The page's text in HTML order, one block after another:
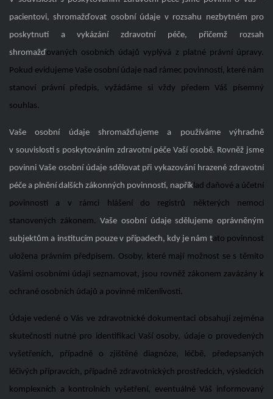
pacientovi, shromažďovat osobní údaje v rozsahu nezbytném pro
poskytnutí a vykázání zdravotní péče, přičemž rozsah
shromažďovaných osobních údajů vyplývá z platné právní úpravy.
Pokud evidujeme Vaše osobní údaje nad rámec povinností, které nám
stanoví právní předpis, vyžádáme si vždy předem Váš písemný
souhlas.
Vaše osobní údaje shromažďujeme a používáme výhradně
v souvislosti s poskytováním zdravotní péče Vaší osobě. Rovněž jsme
povinni Vaše osobní údaje sdělovat při vykazování hrazené zdravotní
péče a plnění dalších zákonných povinností, například daňové a účetní
povinnosti a v rámci hlášení do registrů některých nemocí
stanovených zákonem. Vaše osobní údaje sdělujeme oprávněným
subjektům a institucím pouze v případech, kdy je nám tato povinnost
uložena právním předpisem. Osoby, které mají možnost se s těmito
Vašimi osobními údaji seznamovat, jsou rovněž zákonem zavázány k
ochraně osobních údajů a povinné mlčenlivosti.
Údaje vedené o Vás ve zdravotnické dokumentaci obsahují zejména
skutečnosti nutné pro identifikaci Vaší osoby, údaje o provedených
vyšetřeních, případně o zjištěné diagnóze, léčbě, předepsaných
léčivých přípravcích, případně zdravotnických prostředcích, výsledcích
komplexních a kontrolních vyšetření, eventuálně Váš informovaný